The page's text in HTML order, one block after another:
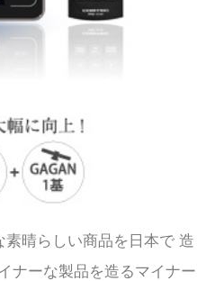
晴らしい商品を日本で 造
ナーな製品を造るマイナー